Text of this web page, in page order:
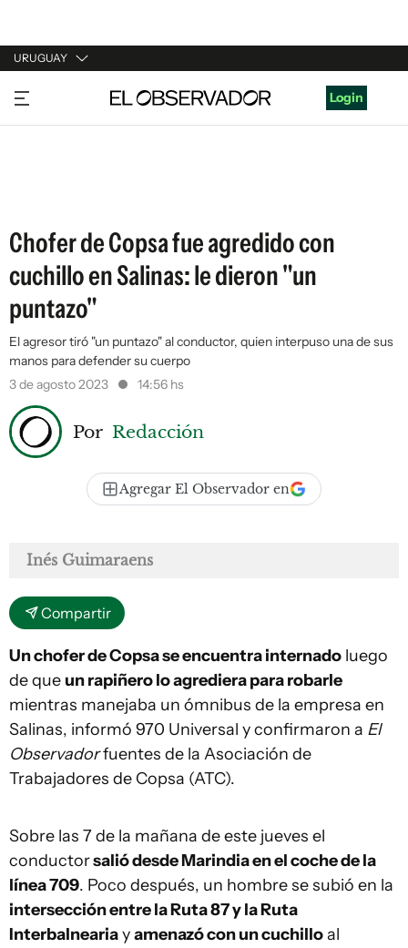
URUGUAY
URUGUAY
ARGENTINA
Login
Chofer de Copsa fue agredido con
cuchillo en Salinas: le dieron "un
puntazo"
El agresor tiró "un puntazo" al conductor, quien interpuso una de sus
manos para defender su cuerpo
3 de agosto 2023
14:56 hs
Por Redacción
Agregar El Observador en
Inés Guimaraens
Compartir
Un chofer de Copsa se encuentra internado luego
de que un rapiñero lo agrediera para robarle
mientras manejaba un ómnibus de la empresa en
Salinas, informó 970 Universal y confirmaron a El
Observadorfuentes de la Asociación de
Trabajadores de Copsa (ATC).
Sobre las 7 de la mañana de este jueves el
conductorsalió desde Marindia en el coche de la
línea 709. Poco después, un hombre se subió en la
intersección entre la Ruta 87 y la Ruta
Interbalneariayamenazó con un cuchilloal